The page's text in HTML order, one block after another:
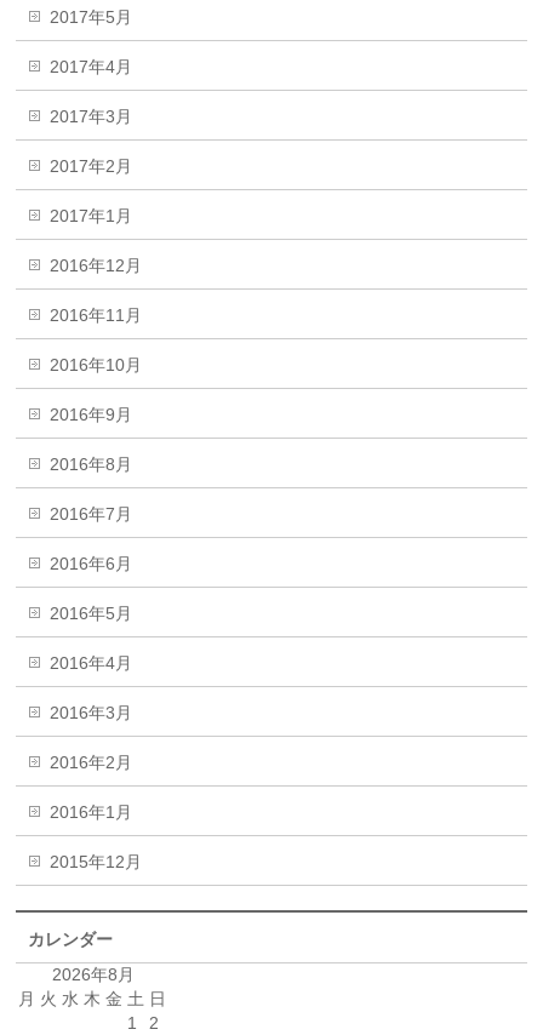
2017年5月
2017年4月
2017年3月
2017年2月
2017年1月
2016年12月
2016年11月
2016年10月
2016年9月
2016年8月
2016年7月
2016年6月
2016年5月
2016年4月
2016年3月
2016年2月
2016年1月
2015年12月
カレンダー
2026年8月
月 火 水 木 金 土 日
1
2